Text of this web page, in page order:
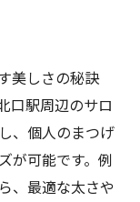
美しさの秘訣
口駅周辺のサロ
、個人のまつげ
が可能です。例
、最適な太さや